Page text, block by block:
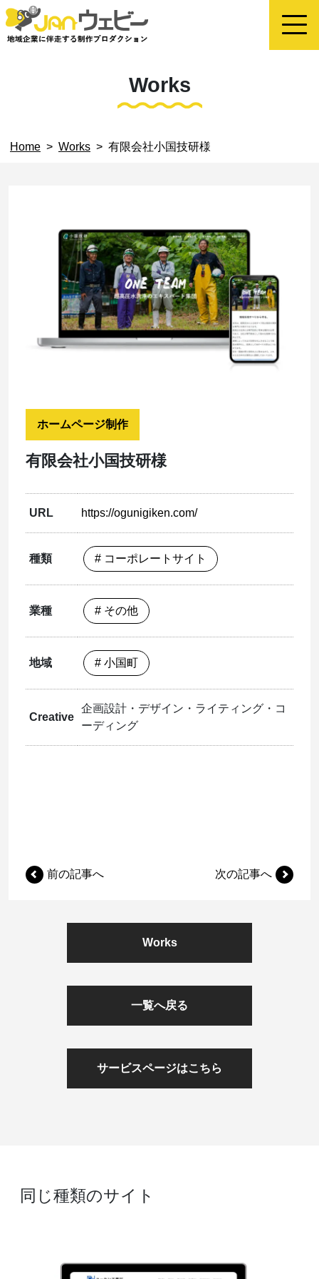
Works
Home > Works > 有限会社小国技研様
ホームページ制作
有限会社小国技研様
URL https://ogunigiken.com/
種類 # コーポレートサイト
業種 # その他
地域 # 小国町
Creative
企画設計・デザイン・ライティング・コ
ーディング
前の記事へ 次の記事へ
Works
一覧へ戻る
サービスページはこちら
同じ種類のサイト